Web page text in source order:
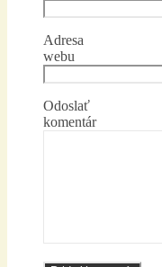
Adresa
webu
Odoslať
komentár